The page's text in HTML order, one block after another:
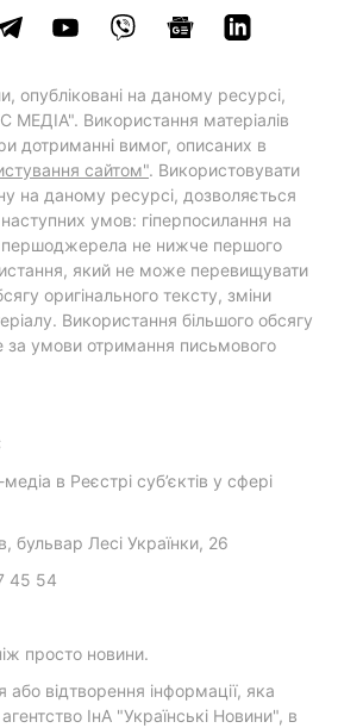
опубліковані на даному ресурсі,
Використання матеріалів
дотриманні вимог, описаних в
сайтом". Використовувати
на даному ресурсі, дозволяється
умов: гіперпосилання на
першоджерела не нижче першого
який не може перевищувати
оригінального тексту, зміни
Використання більшого обсягу
умови отримання письмового
в Реєстрі суб’єктів у сфері
бульвар Лесі Українки, 26
45 54
просто новини.
відтворення інформації, яка
ІнА "Українські Новини", в